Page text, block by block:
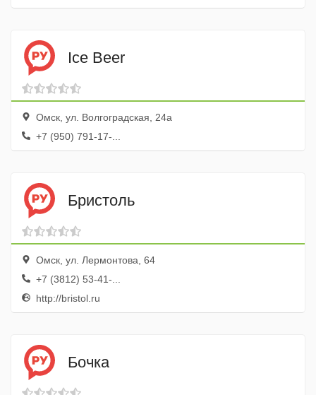
Ice Beer
Омск, ул. Волгоградская, 24а
+7 (950) 791-17-...
Бристоль
Омск, ул. Лермонтова, 64
+7 (3812) 53-41-...
http://bristol.ru
Бочка